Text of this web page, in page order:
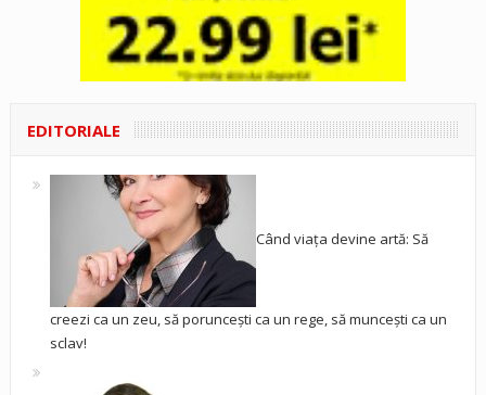
EDITORIALE
Când viața devine artă: Să
creezi ca un zeu, să poruncești ca un rege, să muncești ca un
sclav!